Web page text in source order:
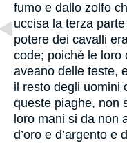
fumo e dallo zolfo
uccisa la terza
potere dei cavalli
code; poiché le loro
aveano delle teste,
il resto degli uomini
queste piaghe, non
loro mani si da non
d’oro e d’argento e